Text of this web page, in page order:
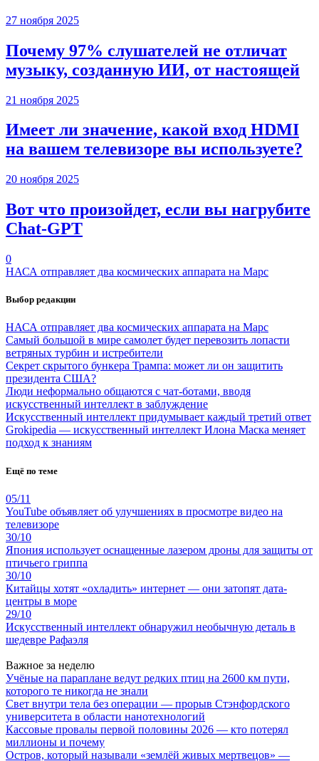
27 ноября 2025
Почему 97% слушателей не отличат
музыку, созданную ИИ, от настоящей
21 ноября 2025
Имеет ли значение, какой вход HDMI
на вашем телевизоре вы используете?
20 ноября 2025
Вот что произойдет, если вы нагрубите
Chаt-GPT
0
НАСА отправляет два космических аппарата на Марс
Выбор редакции
НАСА отправляет два космических аппарата на Марс
Самый большой в мире самолет будет перевозить лопасти
ветряных турбин и истребители
Секрет скрытого бункера Трампа: может ли он защитить
президента США?
Люди неформально общаются с чат-ботами, вводя
искусственный интеллект в заблуждение
Искусственный интеллект придумывает каждый третий ответ
Grokipedia — искусственный интеллект Илона Маска меняет
подход к знаниям
Ещё по теме
05/11
YouTube объявляет об улучшениях в просмотре видео на
телевизоре
30/10
Япония использует оснащенные лазером дроны для защиты от
птичьего гриппа
30/10
Китайцы хотят «охладить» интернет — они затопят дата-
центры в море
29/10
Искусственный интеллект обнаружил необычную деталь в
шедевре Рафаэля
Важное за неделю
Учёные на параплане ведут редких птиц на 2600 км пути,
которого те никогда не знали
Свет внутри тела без операции — прорыв Стэнфордского
университета в области нанотехнологий
Кассовые провалы первой половины 2026 — кто потерял
миллионы и почему
Остров, который называли «землёй живых мертвецов» —